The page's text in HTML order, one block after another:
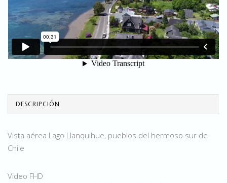
DESCRIPCIÓN
Vista aérea Lago Llanquihue, pueblos del hermoso sur de
Chile
Video FHD